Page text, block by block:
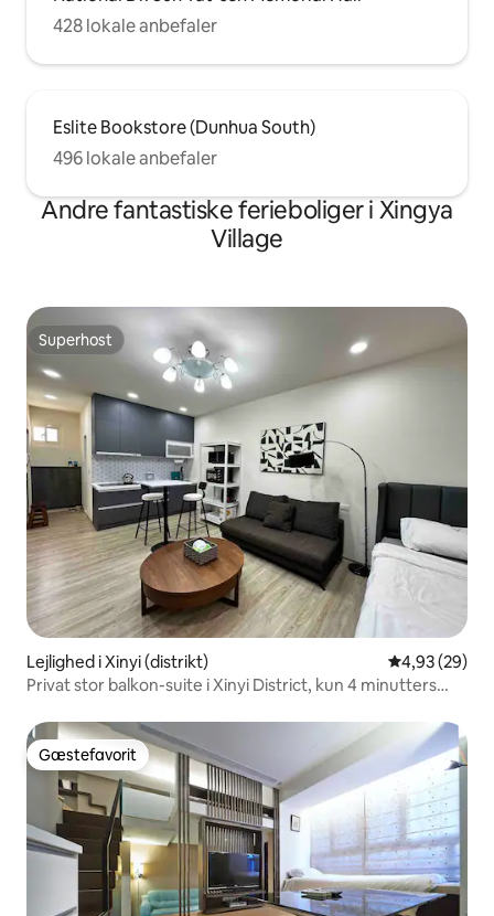
428 lokale anbefaler
Eslite Bookstore (Dunhua South)
496 lokale anbefaler
Andre fantastiske ferieboliger i Xingya
Village
Superhost
Superhost
Lejlighed i Xinyi (distrikt) 4,93 ud af 5 i
4,93 (29)
Privat stor balkon-suite i Xinyi District, kun 4 minutters
minutter MRT BL-18
Gæstefavorit
Gæstefavorit